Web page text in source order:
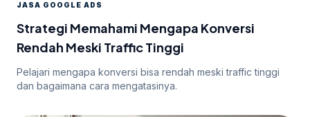
JASA GOOGLE ADS
Strategi Memahami Mengapa Konversi
Rendah Meski Traffic Tinggi
Pelajari mengapa konversi bisa rendah meski traffic tinggi
dan bagaimana cara mengatasinya.